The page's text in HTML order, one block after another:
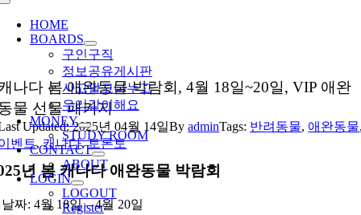
Toggle
Navigation
HOME
BOARDS
구인구직
정보공유게시판
사고팔고나누고
우리같이해요
MONEY
STUDY ROOM
CONTACT
ABOUT
LOGIN
LOGOUT
Register
나다 봄 애완동물 박람회, 4월 18일~20일, VIP 애완
물 선물 패키지
Updated: 2025년 04월 14일ByadminTags: 반려동물, 애완동물
벤트,캐나다,토론토
년 봄 캐나다 애완동물 박람회
짜: 4월 18일 – 4월 20일